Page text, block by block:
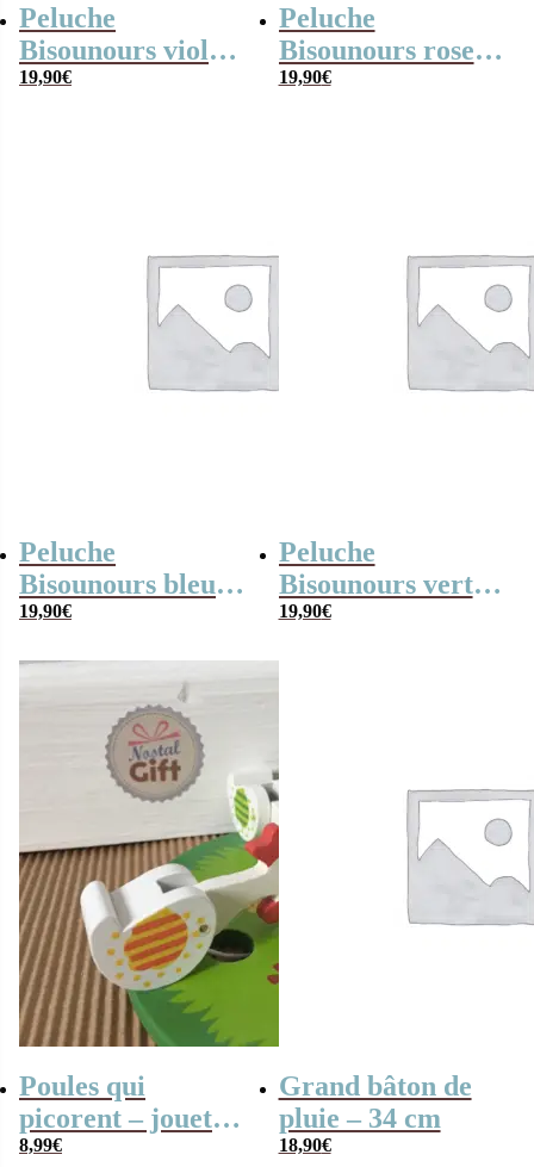
Peluche
Bisounours violet
(21cm) –
19,90€
Peluche
Bisounours rose
(21cm) – Toucâlin
19,90€
Peluche
Bisounours bleu
(21cm) –
Version 2019
19,90€
Peluche
Bisounours vert
(21cm) –
19,90€
Poules qui
picorent – jouet
traditionel
8,99€
Grand bâton de
pluie – 34 cm
18,90€